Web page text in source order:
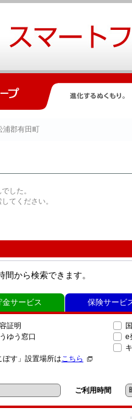
浦郡有田町
した。
てください。
から検索できます。
証明
ゆう窓口
ぽす」設置場所はこちら
e
ご利用時間
金サービス 保険サービ